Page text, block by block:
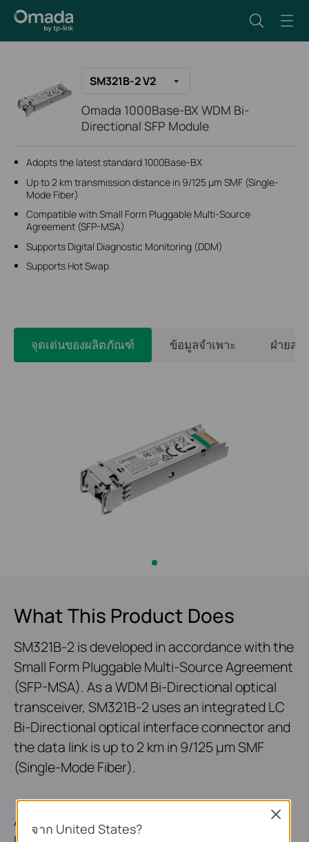
SM321B-2 V2
Omada 1000Base-BX WDM Bi-
Directional SFP Module
Adopts the latest standard 1000Base-BX
Up to 2 km transmission distance in 9/125 μm SMF (Single-
Mode Fiber)
Compatible with Small Form Pluggable Multi-Source
Agreement (SFP-MSA)
Supports Digital Diagnostic Monitoring (DDM)
Supports Hot Swap
จุดเด่นของผลิตภัณฑ์ ข้อมูลจำเพาะ ฝ่ายส
What This Product Does
SM321B-2 is developed in accordance with the
Small Form Pluggable Multi-Source Agreement
(SFP-MSA). As a WDM Bi-Directional optical
transceiver, SM321B-2 uses an integrated LC
Bi-Directional optical interface connector and
the data link is up to 2 km in 9/125 μm SMF
(Single-Mode Fiber).
Also, SM321B-2 incorporates the Digital
จาก United States?
Close